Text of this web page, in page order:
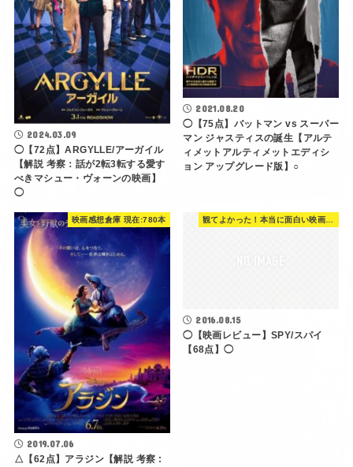
2024.03.09
◯【72点】ARGYLLE/アーガイル
【解説 考察：話が2転3転する愛す
べきマシュー・ヴォーンの映画】
◯
2021.08.20
◯【75点】バットマン vs スーパー
マン ジャスティスの誕生【アルテ
ィメットアルティメットエディシ
ョン アップグレード版】○
映画感想倉庫 現在:780本
2019.07.06
△【62点】アラジン【解説 考察 :
2016.08.15
◯【映画レビュー】SPY/スパイ
【68点】◯